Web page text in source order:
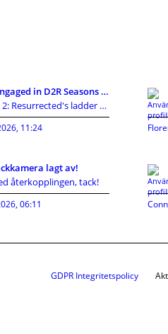
Stay Engaged in D2R Seasons Using U4gm
Diablo 2: Resurrected's ladder economy changes qui
11:24
lagt av!
återkopplingen, tack!
06:11
GDPR Integritetspolicy